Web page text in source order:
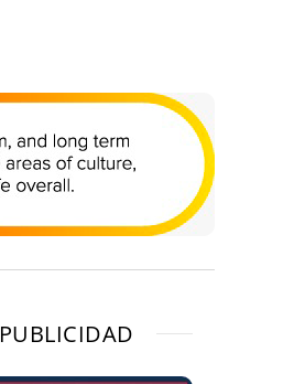
PUBLICIDAD